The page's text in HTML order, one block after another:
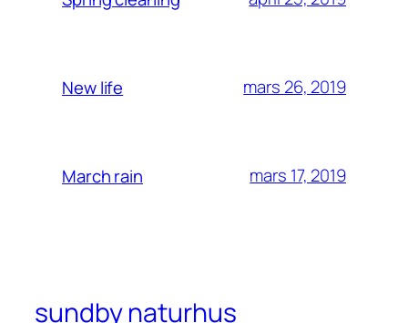
New life mars 26, 2019
March rain mars 17, 2019
sundby naturhus